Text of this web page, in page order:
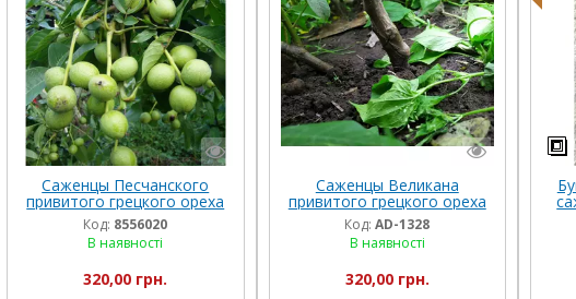
Саженцы Песчанского
привитого грецкого ореха
3-х лет
Код: 8556020
В наявності
320,00 грн.
Саженцы Великана
привитого грецкого ореха
2-х лет
Код: AD-1328
В наявності
320,00 грн.